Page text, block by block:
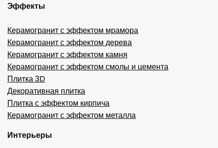
Эффекты
Керамогранит с эффектом мрамора
Керамогранит с эффектом дерева
Керамогранит с эффектом камня
Керамогранит с эффектом смолы и цемента
Плитка 3D
Декоративная плитка
Плитка с эффектом кирпича
Керамогранит с эффектом металла
Интерьеры